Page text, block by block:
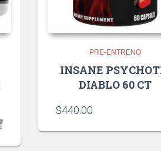
PRE-ENTRENO
INSANE
DIABLO 60 CT
$440.00